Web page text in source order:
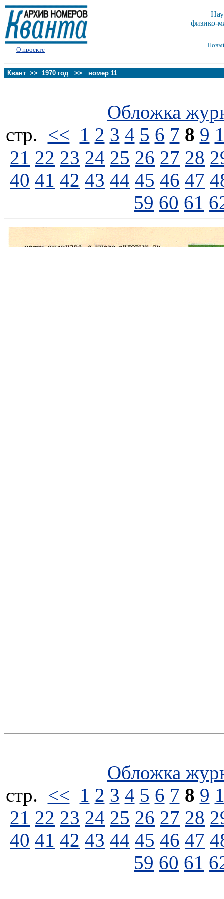
О проекте
физико-
Квант >> 1970 год >> номер 11
Обложка
стp. << 1 2 3 4 5 6 7 8 9
21 22 23 24 25 26 27 28
40 41 42 43 44 45 46 47
59 60 61
Обложка
стp. << 1 2 3 4 5 6 7 8 9
21 22 23 24 25 26 27 28
40 41 42 43 44 45 46 47
59 60 61